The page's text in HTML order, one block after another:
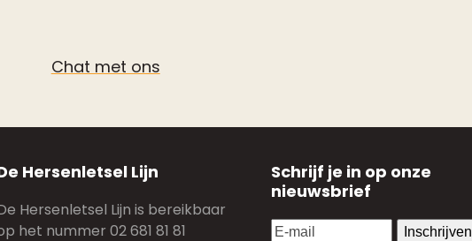
Chat met ons
Hersenletsel Lijn
Hersenletsel Lijn is bereikbaar
het nummer 02 681 81 81
Schrijf je in op onze
nieuwsbrief
E-
Inschrijven